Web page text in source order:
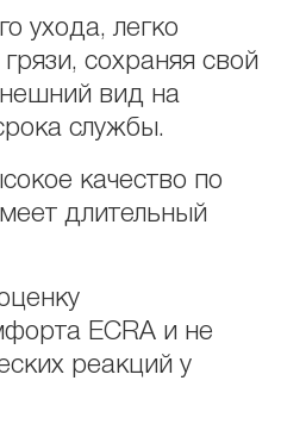
ухода, легко
сохраняя свой
вид на
службы.
качество по
длительный
ECRA и не
реакций у